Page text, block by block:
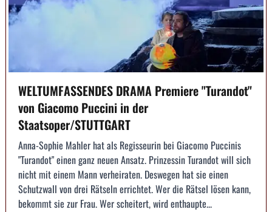
WELTUMFASSENDES DRAMA Premiere "Turandot"
von Giacomo Puccini in der
Staatsoper/STUTTGART
Anna-Sophie Mahler hat als Regisseurin bei Giacomo Puccinis
"Turandot" einen ganz neuen Ansatz. Prinzessin Turandot will sich
nicht mit einem Mann verheiraten. Deswegen hat sie einen
Schutzwall von drei Rätseln errichtet. Wer die Rätsel lösen kann,
bekommt sie zur Frau. Wer scheitert, wird enthaupte...